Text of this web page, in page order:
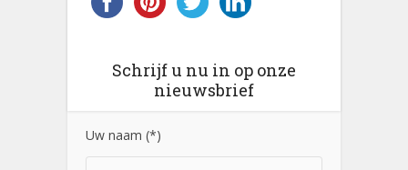
Schrijf u nu in op onze
nieuwsbrief
Uw naam (*)